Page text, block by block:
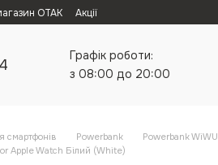
ОТАК Акції
Графік роботи:
з 08:00 до 20:00
смартфонів Powerbank
Powerbank WiWU
Apple Watch Білий (White)